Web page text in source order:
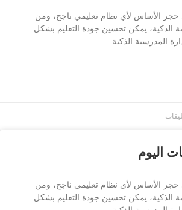
حجر الأساس لأي نظام تعليمي ناجح، ومن
الذكية، يمكن تحسين جودة التعليم بشكل
المدرسية الذكية
اليوم
حجر الأساس لأي نظام تعليمي ناجح، ومن
الذكية، يمكن تحسين جودة التعليم بشكل